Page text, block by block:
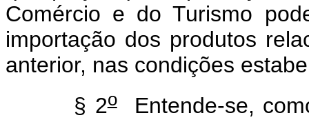
Comércio e do Turismo
importação dos produtos
anterior, nas condições
§ 2oEntende-se,